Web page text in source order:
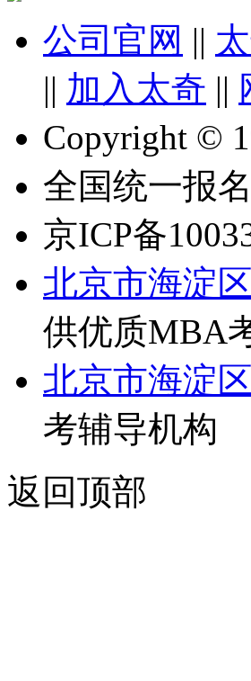
公司官网 ||
|| 加入太奇 ||
Copyright ©
全国统一报
京ICP备
北京市海淀
供优质MBA
北京市海淀
考辅导机构
返回顶部